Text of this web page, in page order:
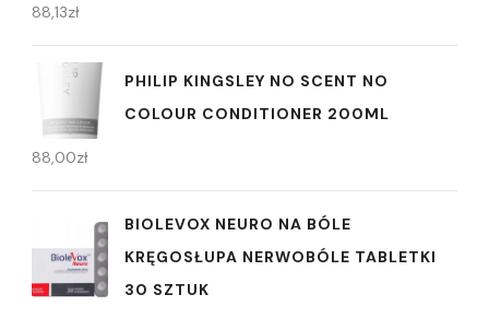
88,13zł
PHILIP KINGSLEY NO SCENT NO
COLOUR CONDITIONER 200ML
88,00zł
BIOLEVOX NEURO NA BÓLE
KRĘGOSŁUPA NERWOBÓLE TABLETKI
30 SZTUK